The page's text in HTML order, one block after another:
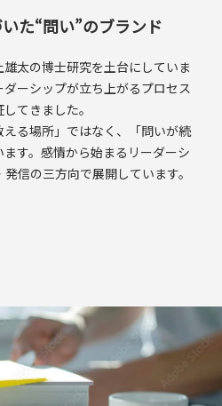
た“問い”のブランド
太の博士研究を土台にしていま
ーシップが立ち上がるプロセス
てきました。
る場所」ではなく、「問いが続
す。感情から始まるリーダーシ
信の三方向で展開しています。